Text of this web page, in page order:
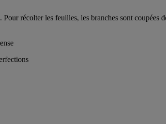
récolter les feuilles, les branches sont coupées